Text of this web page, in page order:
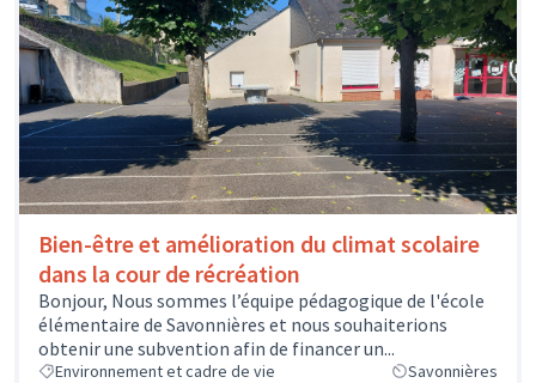
Bien-être et amélioration du climat scolaire
dans la cour de récréation
Bonjour, Nous sommes l’équipe pédagogique de l'école
élémentaire de Savonnières et nous souhaiterions
obtenir une subvention afin de financer un...
Environnement et cadre de vie Savonnières